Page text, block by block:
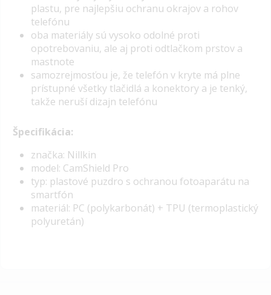
plastu, pre najlepšiu ochranu okrajov a rohov
telefónu
oba materiály sú vysoko odolné proti
opotrebovaniu, ale aj proti odtlačkom prstov a
mastnote
samozrejmosťou je, že telefón v kryte má plne
prístupné všetky tlačidlá a konektory a je tenký,
takže neruší dizajn telefónu
Špecifikácia:
značka: Nillkin
model: CamShield Pro
typ: plastové puzdro s ochranou fotoaparátu na
smartfón
materiál: PC (polykarbonát) + TPU (termoplastický
polyuretán)